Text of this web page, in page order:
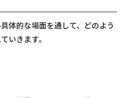
体的な場面を通して、どのよう
いきます。